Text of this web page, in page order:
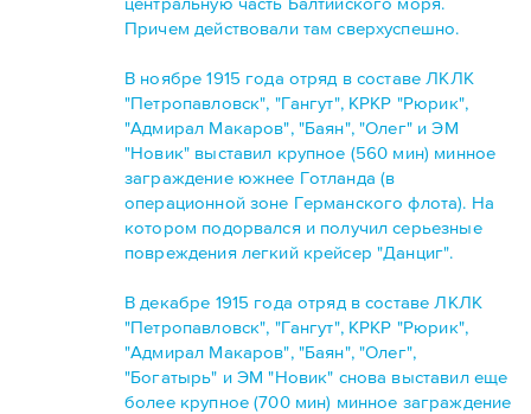
Причем действовали там сверхуспешно.
В ноябре 1915 года отряд в составе ЛКЛК
"Петропавловск", "Гангут", КРКР "Рюрик",
"Адмирал Макаров", "Баян", "Олег" и ЭМ
"Новик" выставил крупное (560 мин) минное
заграждение южнее Готланда (в
операционной зоне Германского флота). На
котором подорвался и получил серьезные
повреждения легкий крейсер "Данциг".
В декабре 1915 года отряд в составе ЛКЛК
"Петропавловск", "Гангут", КРКР "Рюрик",
"Адмирал Макаров", "Баян", "Олег",
"Богатырь" и ЭМ "Новик" снова выставил еще
более крупное (700 мин) минное заграждение